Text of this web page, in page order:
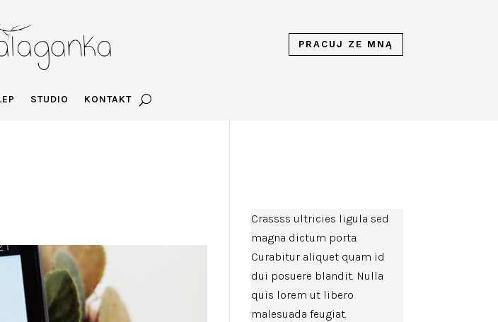
PRACUJ ZE MNĄ
STUDIO KONTAKT
Crassss ultricies ligula sed
magna dictum porta.
Curabitur aliquet quam id
dui posuere blandit. Nulla
quis lorem ut libero
malesuada feugiat.